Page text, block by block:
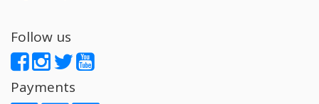
Follow us
Payments